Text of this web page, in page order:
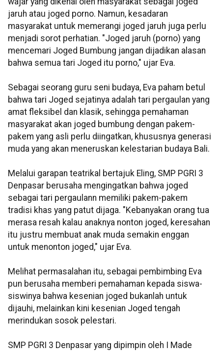
jaruh atau joged porno. Namun, kesadaran
masyarakat untuk memerangi joged jaruh juga perlu
menjadi sorot perhatian. "Joged jaruh (porno) yang
mencemari Joged Bumbung jangan dijadikan alasan
bahwa semua tari Joged itu porno," ujar Eva.
Sebagai seorang guru seni budaya, Eva paham betul
bahwa tari Joged sejatinya adalah tari pergaulan yang
amat fleksibel dan klasik, sehingga pemahaman
masyarakat akan joged bumbung dengan pakem-
pakem yang asli perlu diingatkan, khususnya generasi
muda yang akan meneruskan kelestarian budaya Bali.
Melalui garapan teatrikal bertajuk Eling, SMP PGRI 3
Denpasar berusaha mengingatkan bahwa joged
sebagai tari pergaulann memiliki pakem-pakem
tradisi khas yang patut dijaga. "Kebanyakan orang tua
merasa resah kalau anaknya nonton joged, keresahan
itu justru membuat anak muda semakin enggan
untuk menonton joged," ujar Eva.
Melihat permasalahan itu, sebagai pembimbing Eva
pun berusaha memberi pemahaman kepada siswa-
siswinya bahwa kesenian joged bukanlah untuk
dijauhi, melainkan kini kesenian Joged tengah
merindukan sosok pelestari.
SMP PGRI 3 Denpasar yang dipimpin oleh I Made